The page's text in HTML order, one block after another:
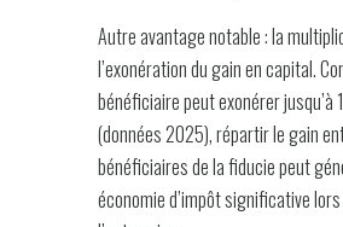
Autre avantage notable : la
l’exonération du gain en capital.
bénéficiaire peut exonérer jusqu’à
(données 2025), répartir le gain
bénéficiaires de la fiducie peut
économie d’impôt significative